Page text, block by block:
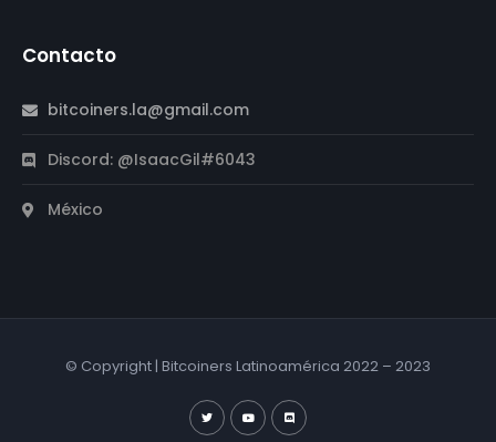
Contacto
bitcoiners.la@gmail.com
Discord: @IsaacGil#6043
México
© Copyright | Bitcoiners Latinoamérica 2022 – 2023